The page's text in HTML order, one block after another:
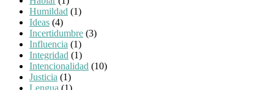
Humildad (1)
Ideas (4)
Incertidumbre (3)
Influencia (1)
Integridad (1)
Intencionalidad (10)
Justicia (1)